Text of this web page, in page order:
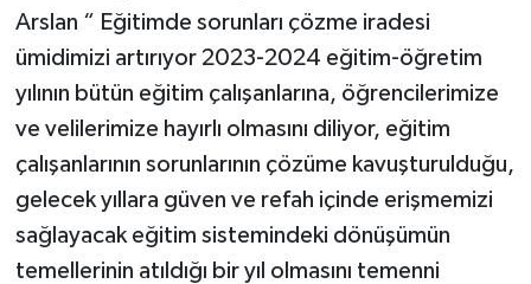
Arslan “ Eğitimde sorunları çözme iradesi
ümidimizi artırıyor 2023-2024 eğitim-öğretim
yılının bütün eğitim çalışanlarına, öğrencilerimize
ve velilerimize hayırlı olmasını diliyor, eğitim
çalışanlarının sorunlarının çözüme kavuşturulduğu,
gelecek yıllara güven ve refah içinde erişmemizi
sağlayacak eğitim sistemindeki dönüşümün
temellerinin atıldığı bir yıl olmasını temenni